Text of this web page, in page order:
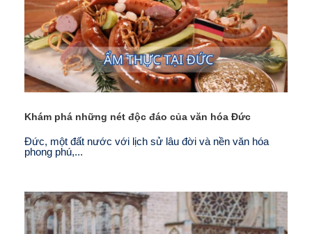
Khám phá những nét độc đáo của văn hóa Đức
Đức, một đất nước với lịch sử lâu đời và nền văn hóa
phong phú,...